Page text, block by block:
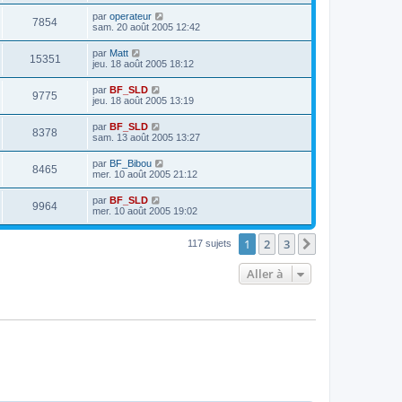
7854 par operateur
sam. 20 août 2005 12:42
15351 par Matt
jeu. 18 août 2005 18:12
9775 par BF_SLD
jeu. 18 août 2005 13:19
8378 par BF_SLD
sam. 13 août 2005 13:27
8465 par BF_Bibou
mer. 10 août 2005 21:12
9964 par BF_SLD
mer. 10 août 2005 19:02
117 sujets 1 2 3
Aller à